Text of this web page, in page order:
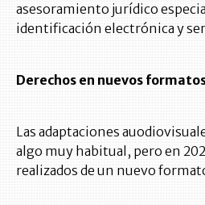
asesoramiento jurídico
identificación electrónica y
Derechos en nuevos
Las adaptaciones
algo muy habitual, pero en
realizados de un nuevo